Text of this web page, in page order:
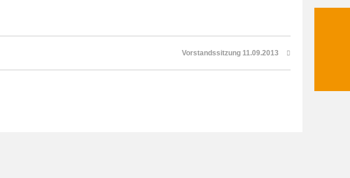
Vorstandssitzung 11.09.2013